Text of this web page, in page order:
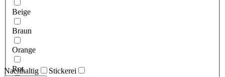
Beige
Braun
Orange
Rot
Nachhaltig Stickerei